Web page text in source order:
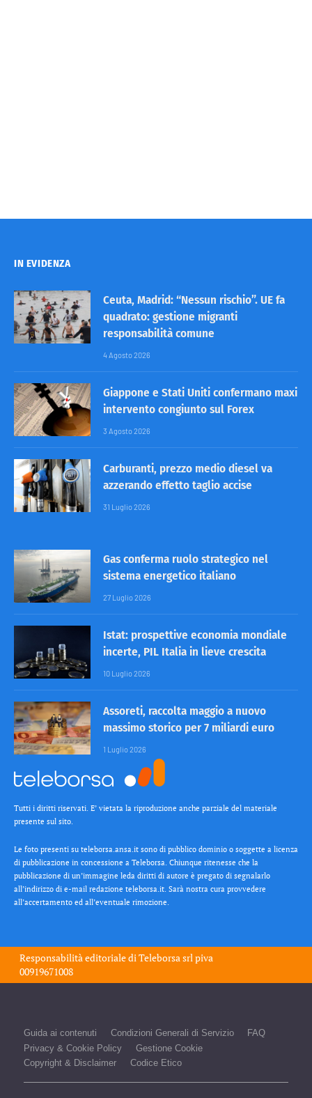
IN EVIDENZA
Ceuta, Madrid: “Nessun rischio”. UE fa
quadrato: gestione migranti
responsabilità comune
4 Agosto 2026
Giappone e Stati Uniti confermano maxi
intervento congiunto sul Forex
3 Agosto 2026
Carburanti, prezzo medio diesel va
azzerando effetto taglio accise
31 Luglio 2026
Gas conferma ruolo strategico nel
sistema energetico italiano
27 Luglio 2026
Istat: prospettive economia mondiale
incerte, PIL Italia in lieve crescita
10 Luglio 2026
Assoreti, raccolta maggio a nuovo
massimo storico per 7 miliardi euro
1 Luglio 2026
Tutti i diritti riservati. E’ vietata la riproduzione anche parziale del materiale
presente sul sito.
Le foto presenti su teleborsa.ansa.it sono di pubblico dominio o soggette a licenza
di pubblicazione in concessione a Teleborsa. Chiunque ritenesse che la
pubblicazione di un’immagine leda diritti di autore è pregato di segnalarlo
all’indirizzo di e-mail redazione teleborsa.it. Sarà nostra cura provvedere
all’accertamento ed all’eventuale rimozione.
Responsabilità editoriale diTeleborsa srlpiva
00919671008
Guida ai contenuti Condizioni Generali di Servizio
FAQ
Privacy & Cookie Policy
Gestione Cookie
Copyright & Disclaimer
Codice Etico